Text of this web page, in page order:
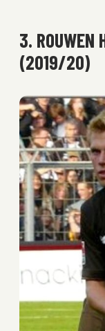
3. ROUWEN
(2019/20)